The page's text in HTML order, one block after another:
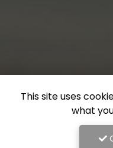
This site uses
what